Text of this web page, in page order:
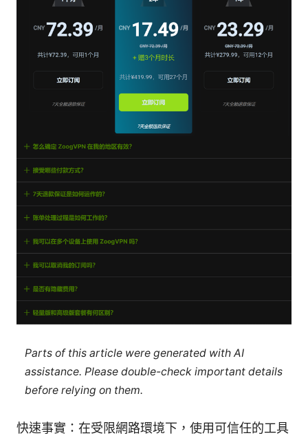
Parts of this article were generated with AI
assistance. Please double-check important details
before relying on them.
快速事實：在受限網路環境下，使用可信任的工具